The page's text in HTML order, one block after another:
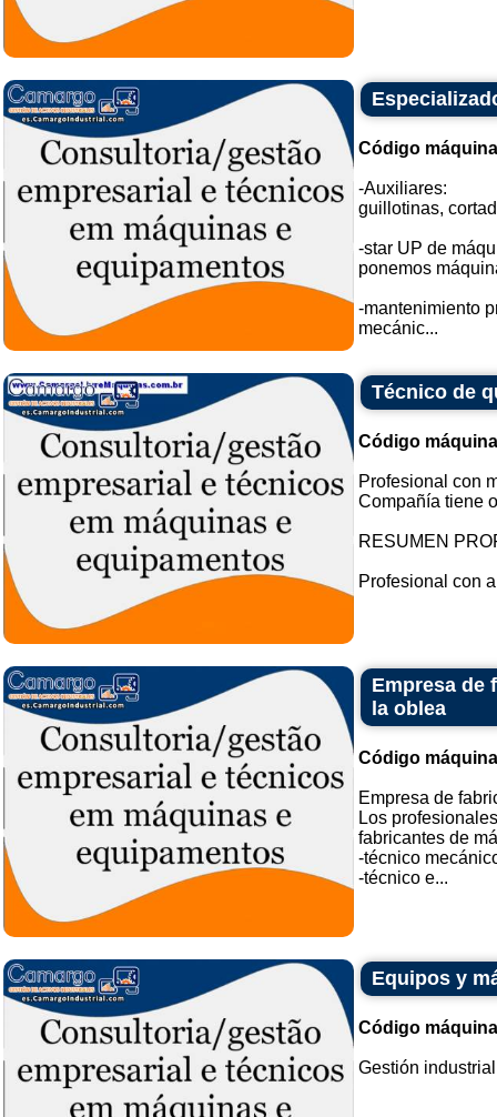
Código
-Auxiliares:
guillotinas,
-star UP de
ponemos
-mantenimiento
mecánic...
Técnico de
Código
Profesional con
Compañía tiene
RESUMEN
Profesional con
Empresa de
la oblea
Código
Empresa de
Los
fabricantes de
-técnico
-técnico e...
Equipos y
Código
Gestión